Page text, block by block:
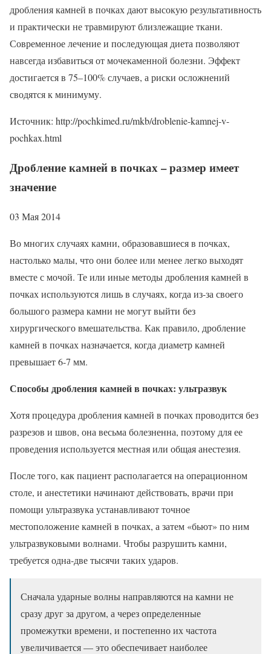
дробления камней в почках дают высокую результативность
и практически не травмируют близлежащие ткани.
Современное лечение и последующая диета позволяют
навсегда избавиться от мочекаменной болезни. Эффект
достигается в 75–100% случаев, а риски осложнений
сводятся к минимуму.
Источник: http://pochkimed.ru/mkb/droblenie-kamnej-v-
pochkax.html
Дробление камней в почках – размер имеет
значение
03 Мая 2014
Во многих случаях камни, образовавшиеся в почках,
настолько малы, что они более или менее легко выходят
вместе с мочой. Те или иные методы дробления камней в
почках используются лишь в случаях, когда из-за своего
большого размера камни не могут выйти без
хирургического вмешательства. Как правило, дробление
камней в почках назначается, когда диаметр камней
превышает 6-7 мм.
Способы дробления камней в почках: ультразвук
Хотя процедура дробления камней в почках проводится без
разрезов и швов, она весьма болезненна, поэтому для ее
проведения используется местная или общая анестезия.
После того, как пациент располагается на операционном
столе, и анестетики начинают действовать, врачи при
помощи ультразвука устанавливают точное
местоположение камней в почках, а затем «бьют» по ним
ультразвуковыми волнами. Чтобы разрушить камни,
требуется одна-две тысячи таких ударов.
Сначала ударные волны направляются на камни не
сразу друг за другом, а через определенные
промежутки времени, и постепенно их частота
увеличивается — это обеспечивает наиболее